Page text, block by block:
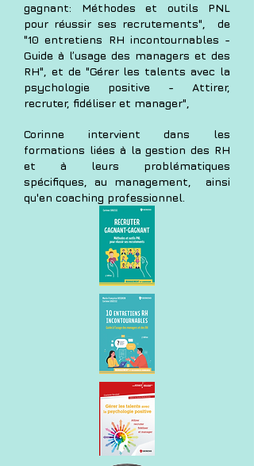
gagnant: Méthodes et outils PNL
pour réussir ses recrutements", de
"10 entretiens RH incontournables -
Guide à l’usage des managers et des
RH", et de "Gérer les talents avec la
psychologie positive - Attirer,
recruter, fidéliser et manager",
Corinne intervient dans les
formations liées à la gestion des RH
et à leurs problématiques
spécifiques, au management, ainsi
qu'en coaching professionnel.